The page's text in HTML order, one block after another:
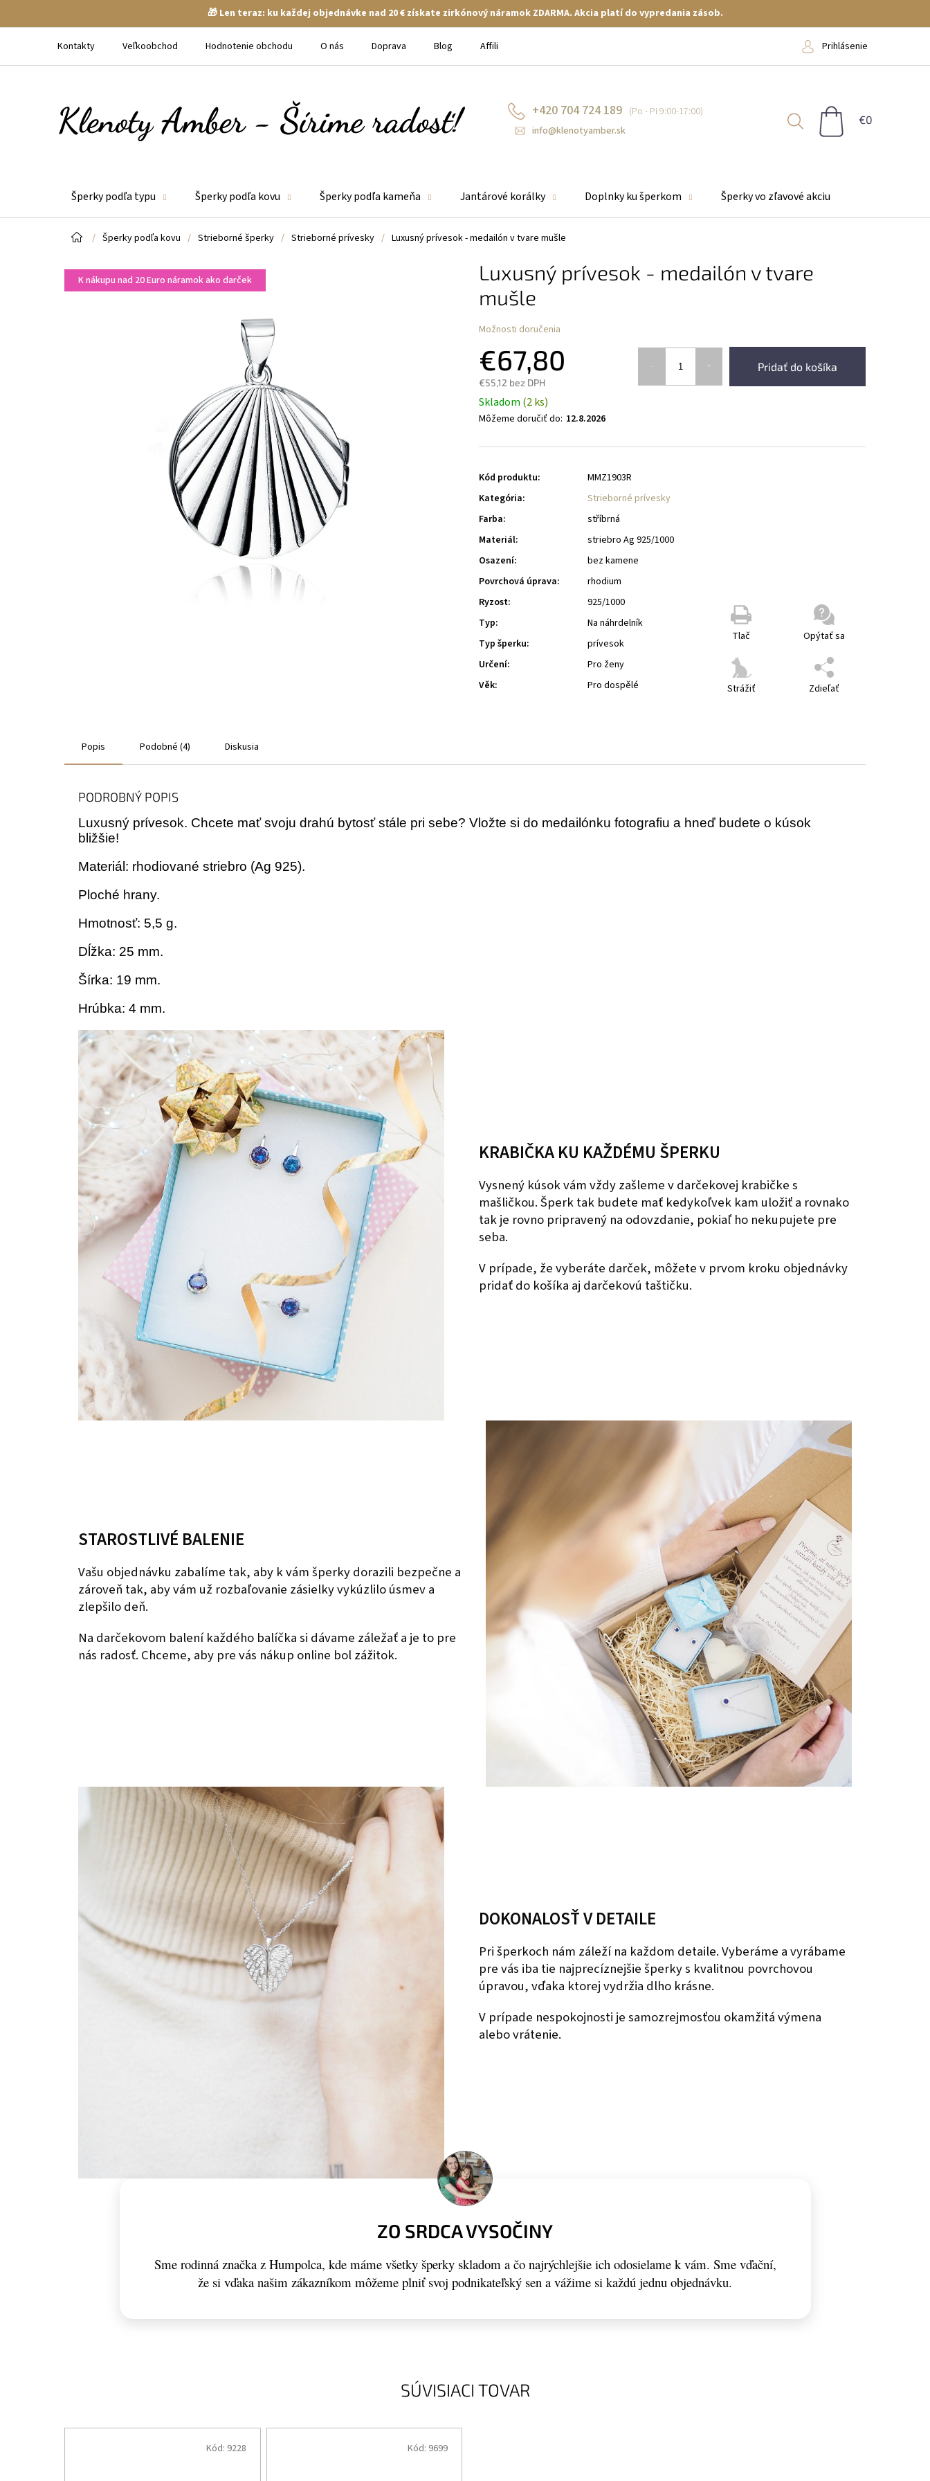
🎁 Len teraz: ku každej objednávke nad 20 € získate zirkónový náramok ZDARMA. Akcia platí do vypredania zásob.
Kontakty Veľkoobchod Hodnotenie obchodu O nás Doprava Blog Affiliate Prihlásenie
+420 704 724 189
info@klenotyamber.sk
NÁKUPNÝ
Šperky podľa typu Šperky podľa kovu Šperky podľa kameňa Jantárové korálky Doplnky ku šperkom Šperky vo zľavové akciu
Domov
/ Šperky podľa kovu / Strieborné šperky / Strieborné prívesky / Luxusný prívesok - medailón v tvare mušle
K nákupu nad 20 Euro náramok ako darček
Luxusný prívesok - medailón v tvare
mušle
€67,80
€55,12 bez DPH
Pridať do košíka
Skladom (2 ks)
Môžeme doručiť do: 12.8.2026
Možnosti doručenia
Tlač Opýtať sa
Strážiť Zdieľať
Kód produktu:
MMZ1903R
Kategória:
Strieborné prívesky
Farba:
stříbrná
Materiál:
striebro Ag 925/1000
Osazení:
bez kamene
Povrchová úprava:
rhodium
Ryzost:
925/1000
Typ:
Na náhrdelník
Typ šperku:
prívesok
Určení:
Pro ženy
Věk: Pro dospělé
SÚVISIACI TOVAR
Kód: 9228 Kód: 9699
Popis Podobné (4) Diskusia
PODROBNÝ POPIS
Luxusný prívesok. Chcete mať svoju drahú bytosť stále pri sebe? Vložte si do medailónku fotografiu a hneď budete o kúsok
bližšie!
Materiál: rhodiované striebro (Ag 925).
Ploché hrany.
Hmotnosť: 5,5 g.
Dĺžka: 25 mm.
Šírka: 19 mm.
Hrúbka: 4 mm.
KRABIČKA KU KAŽDÉMU ŠPERKU
Vysnený kúsok vám vždy zašleme v darčekovej krabičke s
mašličkou. Šperk tak budete mať kedykoľvek kam uložiť a rovnako
tak je rovno pripravený na odovzdanie, pokiaľ ho nekupujete pre
seba.
V prípade, že vyberáte darček, môžete v prvom kroku objednávky
pridať do košíka aj darčekovú taštičku.
STAROSTLIVÉ BALENIE
Vašu objednávku zabalíme tak, aby k vám šperky dorazili bezpečne a
zároveň tak, aby vám už rozbaľovanie zásielky vykúzlilo úsmev a
zlepšilo deň.
Na darčekovom balení každého balíčka si dávame záležať a je to pre
nás radosť. Chceme, aby pre vás nákup online bol zážitok.
DOKONALOSŤ V DETAILE
Pri šperkoch nám záleží na každom detaile. Vyberáme a vyrábame
pre vás iba tie najprecíznejšie šperky s kvalitnou povrchovou
úpravou, vďaka ktorej vydržia dlho krásne.
V prípade nespokojnosti je samozrejmosťou okamžitá výmena
alebo vrátenie.
ZO SRDCA VYSOČINY
Sme rodinná značka z Humpolca, kde máme všetky šperky skladom a čo najrýchlejšie ich odosielame k vám. Sme vďační,
že si vďaka našim zákazníkom môžeme plniť svoj podnikateľský sen a vážime si každú jednu objednávku.